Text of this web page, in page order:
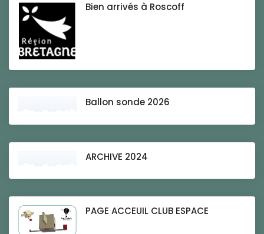
Bien arrivés à Roscoff
Ballon sonde 2026
ARCHIVE 2024
PAGE ACCEUIL CLUB ESPACE